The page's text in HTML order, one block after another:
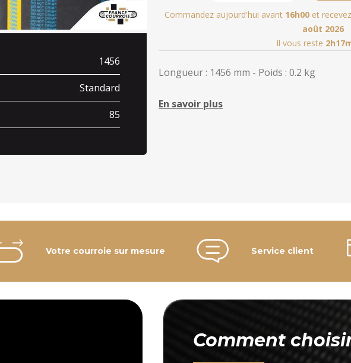
1456
Standard
85
Commandez aujourd'hui avant 16h00et
août 2026
Il vous reste
Longueur : 1456 mm - Poids : 0.2 kg
En savoir plus
Votre courroie sur mesure Service client
Comment